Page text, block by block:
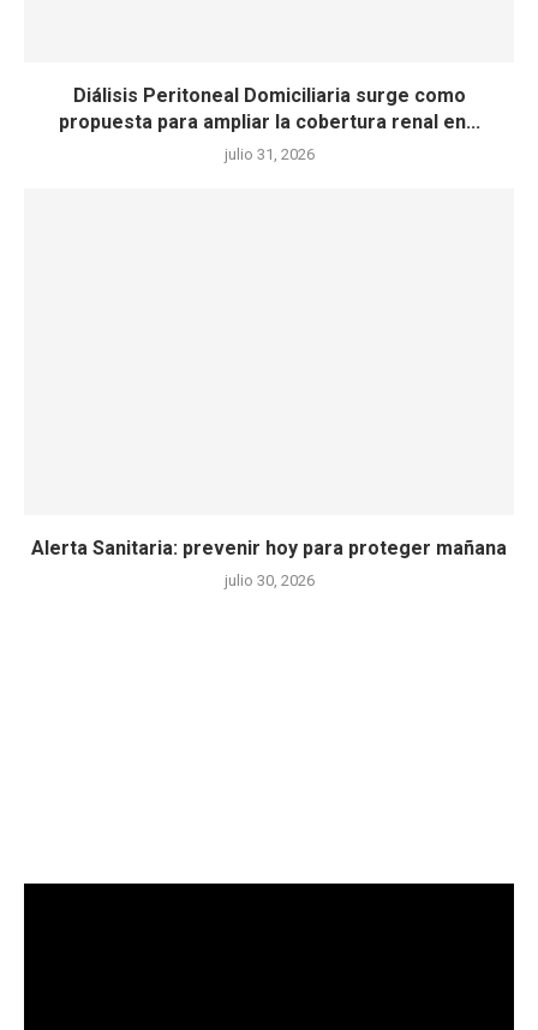
Diálisis Peritoneal Domiciliaria surge como
propuesta para ampliar la cobertura renal en...
julio 31, 2026
Alerta Sanitaria: prevenir hoy para proteger mañana
julio 30, 2026